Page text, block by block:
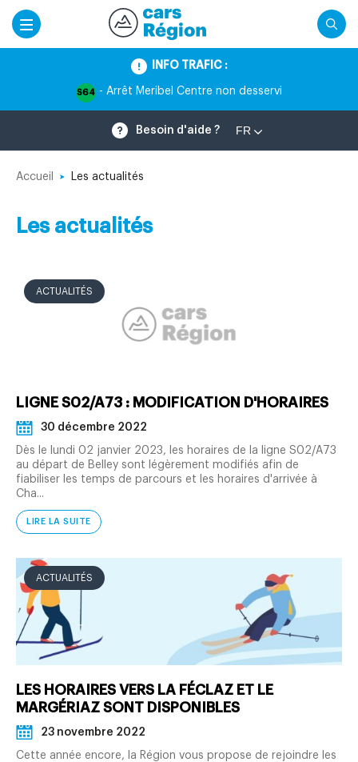
INFO TRAFIC :
S64 - Arrêt Meribel Centre non desservi
Besoin d'aide ? FR
Accueil Les actualités
Les actualités
ACTUALITÉS
LIGNE S02/A73 : MODIFICATION D'HORAIRES
30 décembre 2022
Dès le lundi 02 janvier 2023, les horaires de la ligne S02/A73
au départ de Belley sont légèrement modifiés afin de
fiabiliser les temps de parcours et les horaires d'arrivée à
Cha...
LIRE LA SUITE
ACTUALITÉS
LES HORAIRES VERS LA FÉCLAZ ET LE
MARGÉRIAZ SONT DISPONIBLES
23 novembre 2022
Cette année encore, la Région vous propose de rejoindre les